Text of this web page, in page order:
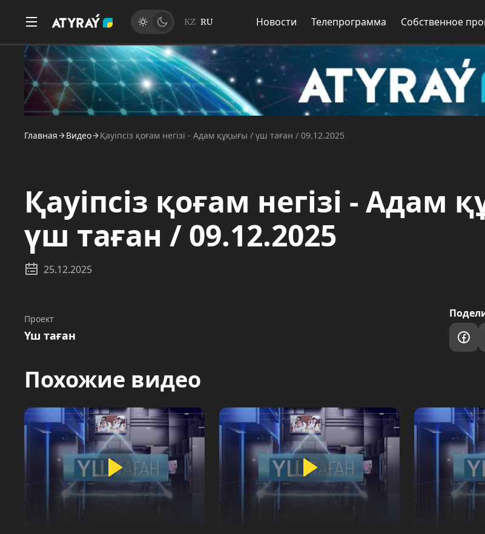
KZ RU Новости Телепрограмма Собственное
Главная Видео Қауіпсіз қоғам негізі - Адам құқығы / үш таған / 09.12.2025
Қауіпсіз қоғам негізі - Адам
үш таған / 09.12.2025
25.12.2025
Проект
Үш таған
Похожие видео